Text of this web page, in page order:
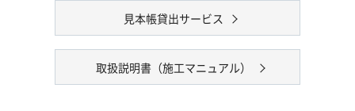
見本帳貸出サービス
取扱説明書（施工マニュアル）